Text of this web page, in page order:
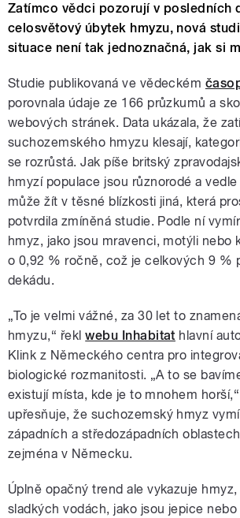
Zatímco vědci pozorují v posledních
celosvětový úbytek hmyzu, nová
situace není tak jednoznačná, jak si
Studie publikovaná ve vědeckém
porovnala údaje ze 166 průzkumů a
webových stránek. Data ukázala, že
suchozemského hmyzu klesají,
se rozrůstá. Jak píše britský
hmyzí populace jsou různorodé a
může žít v těsné blízkosti jiná, která
potvrdila zmíněná studie. Podle ní
hmyz, jako jsou mravenci, motýli nebo
o 0,92 % ročně, což je celkových 9 %
dekádu.
„To je velmi vážné, za 30 let to
hmyzu,“ řeklwebu Inhabitat hlavní
Klink z Německého centra pro
biologické rozmanitosti. „A to se
existují místa, kde je to mnohem
upřesňuje, že suchozemský hmyz
západních a středozápadních
zejména v Německu.
Úplně opačný trend ale vykazuje
sladkých vodách, jako jsou jepice